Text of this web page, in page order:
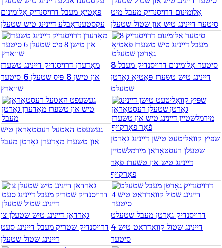
Sugbuanon
Euskara
ລາວ
Zulu
Slovenščina
Burmese
Sesotho
čeština
ภาษาไทย
norsk
Afrikaans
latviešu valoda‎
פּאַטיאָ מעבל דרויסנדיק אַלומינום
עקסטענדאַבלע דיינינג טיש שטעלן
אַלומינום דרויסנדיק מעבל מיט
סיטער דיינינג טיש און שטול שטעלן
מאָדערן דרויסנדיק דיינינג טשערז
און טישן 8 פּיס שטעלן 6 סיטער
שוואַרץ
8 סיטער אַלומינום דרויסנדיק מעבל
דיינינג טיש טשערז פּאַטיאָ גאָרטן
שטעלט
געשעפט האטעל רעסטאָראַן טיש
און טשערז מאָדערן גאָרטן מעבל
שפּיץ קוואַליטעט טישן דיינינג גאָרטן
שטעלן רעסטאָראַן מירמלשטיין
דיינינג טיש און טשערז פֿאַר
פאַרקויף
גאַרדאַן דיינינג טיש שטעלן צו
דרויסנדיק שטריק מעבל דיינינג סעט
דיינינג שטול שטעלן
דרויסנדיק גאָרטן מעבל שטעלט
דיינינג שטול קוואדראט טיש 4
סיטער